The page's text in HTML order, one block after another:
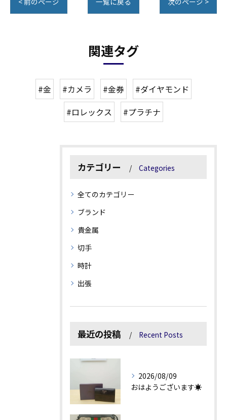
関連タグ
#金 #カメラ #金券
#ダイヤモンド
#ロレックス
#プラチナ
カテゴリー Categories
全てのカテゴリー
ブランド
貴金属
切手
時計
出張
最近の投稿 Recent Posts
2026/08/09
おはようございます☀